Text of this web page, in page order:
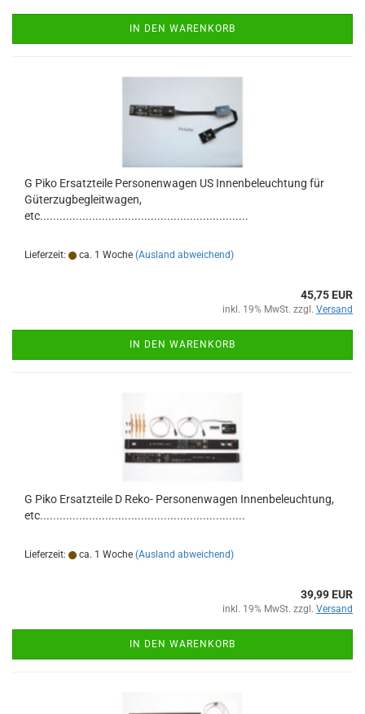
IN DEN WARENKORB
G Piko Ersatzteile Personenwagen US Innenbeleuchtung für
Güterzugbegleitwagen,
etc................................................................
Lieferzeit: ca. 1 Woche (Ausland abweichend)
45,75 EUR
inkl. 19% MwSt. zzgl. Versand
IN DEN WARENKORB
G Piko Ersatzteile D Reko- Personenwagen Innenbeleuchtung,
etc...............................................................
Lieferzeit: ca. 1 Woche (Ausland abweichend)
39,99 EUR
inkl. 19% MwSt. zzgl. Versand
IN DEN WARENKORB